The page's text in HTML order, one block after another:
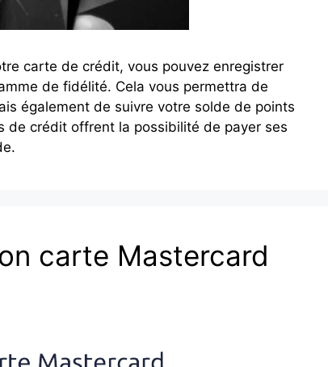
carte de crédit, vous pouvez enregistrer
de fidélité. Cela vous permettra de
également de suivre votre solde de points
de crédit offrent la possibilité de payer ses
carte Mastercard